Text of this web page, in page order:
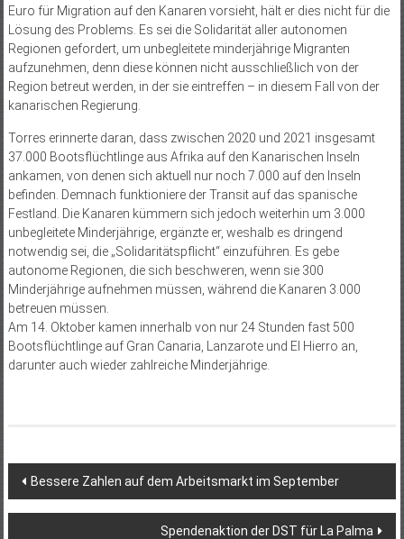
Euro für Migration auf den Kanaren vorsieht, hält er dies nicht für die
Lösung des Problems. Es sei die Solidarität aller autonomen
Regionen gefordert, um unbegleitete minderjährige Migranten
aufzunehmen, denn diese können nicht ausschließlich von der
Region betreut werden, in der sie eintreffen – in diesem Fall von der
kanarischen Regierung.
Torres erinnerte daran, dass zwischen 2020 und 2021 insgesamt
37.000 Bootsflüchtlinge aus Afrika auf den Kanarischen Inseln
ankamen, von denen sich aktuell nur noch 7.000 auf den Inseln
befinden. Demnach funktioniere der Transit auf das spanische
Festland. Die Kanaren kümmern sich jedoch weiterhin um 3.000
unbegleitete Minderjährige, ergänzte er, weshalb es dringend
notwendig sei, die „Solidaritätspflicht“ einzuführen. Es gebe
autonome Regionen, die sich beschweren, wenn sie 300
Minderjährige aufnehmen müssen, während die Kanaren 3.000
betreuen müssen.
Am 14. Oktober kamen innerhalb von nur 24 Stunden fast 500
Bootsflüchtlinge auf Gran Canaria, Lanzarote und El Hierro an,
darunter auch wieder zahlreiche Minderjährige.
Beitragsnavigation
Bessere Zahlen auf dem Arbeitsmarkt im September
Spendenaktion der DST für La Palma